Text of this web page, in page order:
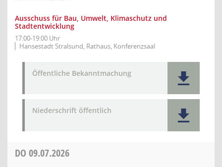
Ausschuss für Bau, Umwelt, Klimaschutz und
Stadtentwicklung
17:00-19:00 Uhr
Hansestadt Stralsund, Rathaus, Konferenzsaal
Öffentliche Bekanntmachung
Niederschrift öffentlich
DO 09.07.2026